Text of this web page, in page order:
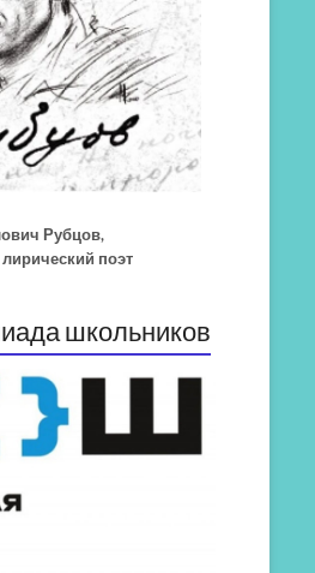
Рубцов,
поэт
школьников